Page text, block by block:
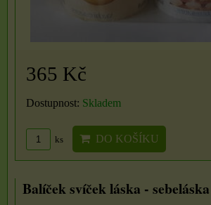
365 Kč
Dostupnost: Skladem
ks DO KOŠÍKU
Balíček svíček láska -